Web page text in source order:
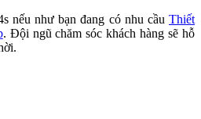
nếu như bạn đang có nhu cầu Thiết
. Đội ngũ chăm sóc khách hàng sẽ hỗ